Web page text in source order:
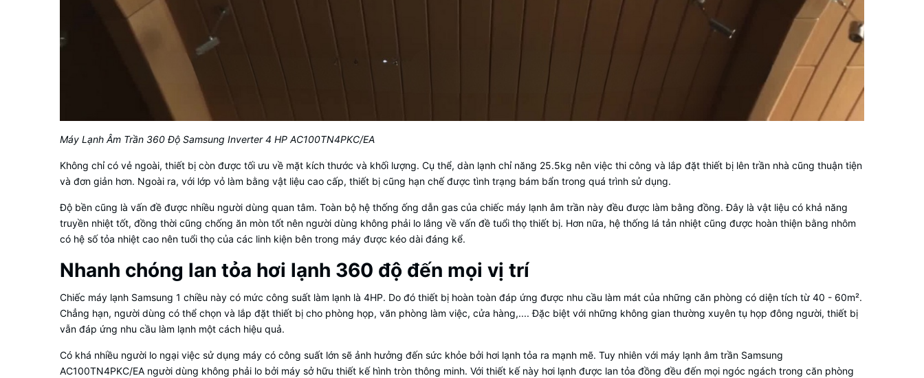
Máy Lạnh Âm Trần 360 Độ Samsung Inverter 4 HP AC100TN4PKC/EA
Không chỉ có vẻ ngoài, thiết bị còn được tối ưu về mặt kích thước và khối lượng. Cụ thể, dàn lạnh chỉ năng 25.5kg nên việc thi công và lắp đặt thiết bị lên trần nhà cũng thuận tiện
và đơn giản hơn. Ngoài ra, với lớp vỏ làm bằng vật liệu cao cấp, thiết bị cũng hạn chế được tình trạng bám bẩn trong quá trình sử dụng.
Độ bền cũng là vấn đề được nhiều người dùng quan tâm. Toàn bộ hệ thống ống dẫn gas của chiếc máy lạnh âm trần này đều được làm bằng đồng. Đây là vật liệu có khả năng
truyền nhiệt tốt, đồng thời cũng chống ăn mòn tốt nên người dùng không phải lo lắng về vấn đề tuổi thọ thiết bị. Hơn nữa, hệ thống lá tản nhiệt cũng được hoàn thiện bằng nhôm
có hệ số tỏa nhiệt cao nên tuổi thọ của các linh kiện bên trong máy được kéo dài đáng kể.
Nhanh chóng lan tỏa hơi lạnh 360 độ đến mọi vị trí
Chiếc máy lạnh Samsung 1 chiều này có mức công suất làm lạnh là 4HP. Do đó thiết bị hoàn toàn đáp ứng được nhu cầu làm mát của những căn phòng có diện tích từ 40 - 60m².
Chẳng hạn, người dùng có thể chọn và lắp đặt thiết bị cho phòng họp, văn phòng làm việc, cửa hàng,.... Đặc biệt với những không gian thường xuyên tụ họp đông người, thiết bị
vẫn đáp ứng nhu cầu làm lạnh một cách hiệu quả.
Có khá nhiều người lo ngại việc sử dụng máy có công suất lớn sẽ ảnh hưởng đến sức khỏe bởi hơi lạnh tỏa ra mạnh mẽ. Tuy nhiên với máy lạnh âm trần Samsung
AC100TN4PKC/EA người dùng không phải lo bởi máy sở hữu thiết kế hình tròn thông minh. Với thiết kế này hơi lạnh được lan tỏa đồng đều đến mọi ngóc ngách trong căn phòng